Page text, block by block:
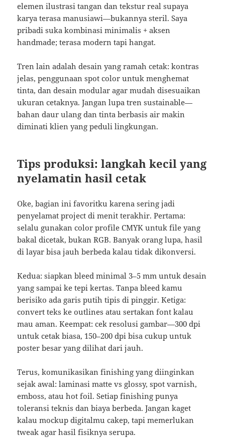
elemen ilustrasi tangan dan tekstur real supaya
karya terasa manusiawi—bukannya steril. Saya
pribadi suka kombinasi minimalis + aksen
handmade; terasa modern tapi hangat.
Tren lain adalah desain yang ramah cetak: kontras
jelas, penggunaan spot color untuk menghemat
tinta, dan desain modular agar mudah disesuaikan
ukuran cetaknya. Jangan lupa tren sustainable—
bahan daur ulang dan tinta berbasis air makin
diminati klien yang peduli lingkungan.
Tips produksi: langkah kecil yang
nyelamatin hasil cetak
Oke, bagian ini favoritku karena sering jadi
penyelamat project di menit terakhir. Pertama:
selalu gunakan color profile CMYK untuk file yang
bakal dicetak, bukan RGB. Banyak orang lupa, hasil
di layar bisa jauh berbeda kalau tidak dikonversi.
Kedua: siapkan bleed minimal 3–5 mm untuk desain
yang sampai ke tepi kertas. Tanpa bleed kamu
berisiko ada garis putih tipis di pinggir. Ketiga:
convert teks ke outlines atau sertakan font kalau
mau aman. Keempat: cek resolusi gambar—300 dpi
untuk cetak biasa, 150–200 dpi bisa cukup untuk
poster besar yang dilihat dari jauh.
Terus, komunikasikan finishing yang diinginkan
sejak awal: laminasi matte vs glossy, spot varnish,
emboss, atau hot foil. Setiap finishing punya
toleransi teknis dan biaya berbeda. Jangan kaget
kalau mockup digitalmu cakep, tapi memerlukan
tweak agar hasil fisiknya serupa.